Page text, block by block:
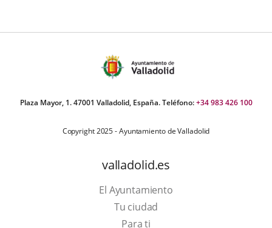
Plaza Mayor, 1. 47001 Valladolid, España. Teléfono:+34 983 426 100
Copyright 2025 - Ayuntamiento de Valladolid
valladolid.es
El Ayuntamiento
Tu ciudad
Para ti